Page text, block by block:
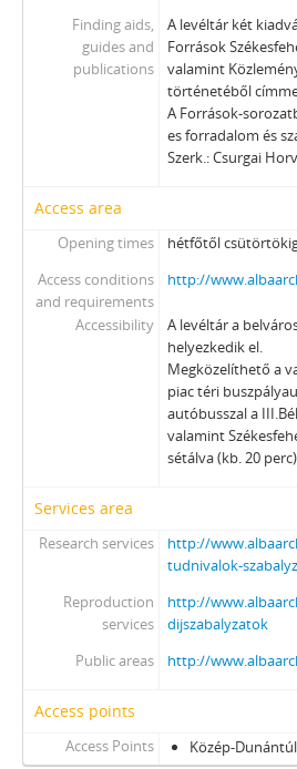
Finding aids,
guides and
publications
A levéltár két
Források
valamint
történetéből
A Források-
es forradalom és
Szerk.: Csurgai
Access area
Opening times
hétfőtől
Access conditions
and requirements
http://
Accessibility
A levéltár a
helyezkedik el.
Megközelíthető a
piac téri
autóbusszal a
valamint
sétálva (kb. 20 perc)
Services area
Research services
http://
tudnivalok-
Reproduction
services
http://
dijszabalyzatok
Public areas
http://
Access points
Access Points Közép-